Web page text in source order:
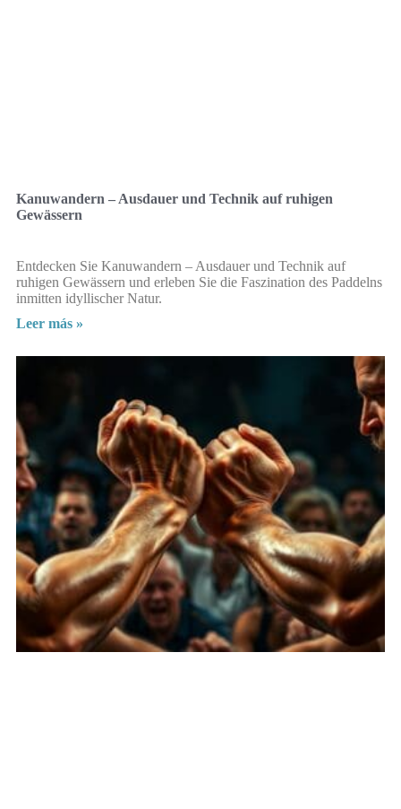
Kanuwandern – Ausdauer und Technik auf ruhigen
Gewässern
Entdecken Sie Kanuwandern – Ausdauer und Technik auf
ruhigen Gewässern und erleben Sie die Faszination des Paddelns
inmitten idyllischer Natur.
Leer más »